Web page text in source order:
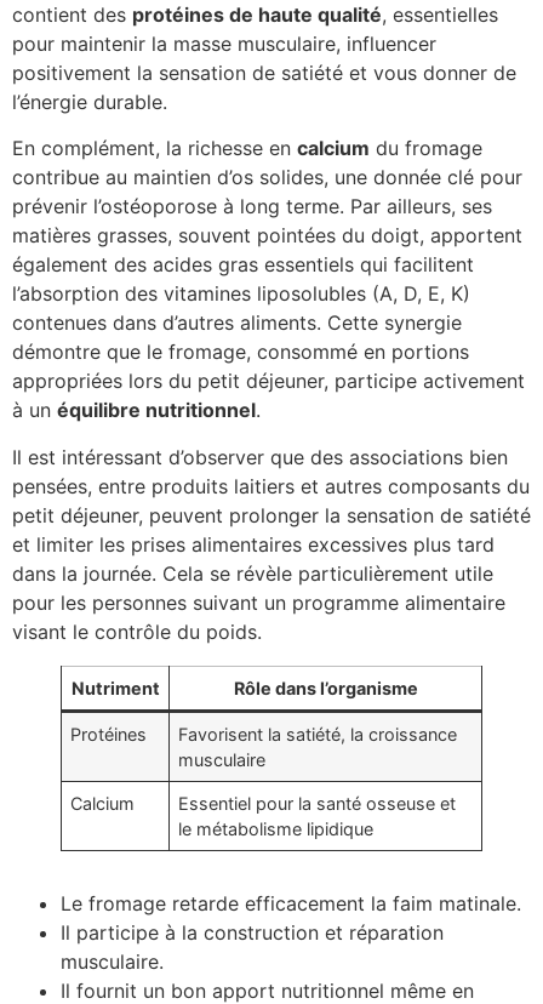
contient des protéines de haute qualité, essentielles
pour maintenir la masse musculaire, influencer
positivement la sensation de satiété et vous donner de
l’énergie durable.
En complément, la richesse en calcium du fromage
contribue au maintien d’os solides, une donnée clé pour
prévenir l’ostéoporose à long terme. Par ailleurs, ses
matières grasses, souvent pointées du doigt, apportent
également des acides gras essentiels qui facilitent
l’absorption des vitamines liposolubles (A, D, E, K)
contenues dans d’autres aliments. Cette synergie
démontre que le fromage, consommé en portions
appropriées lors du petit déjeuner, participe activement
à un équilibre nutritionnel.
Il est intéressant d’observer que des associations bien
pensées, entre produits laitiers et autres composants du
petit déjeuner, peuvent prolonger la sensation de satiété
et limiter les prises alimentaires excessives plus tard
dans la journée. Cela se révèle particulièrement utile
pour les personnes suivant un programme alimentaire
visant le contrôle du poids.
Nutriment Rôle dans l’organisme
Protéines
Favorisent la satiété, la croissance
musculaire
Calcium
Essentiel pour la santé osseuse et
le métabolisme lipidique
Le fromage retarde efficacement la faim matinale.
Il participe à la construction et réparation
musculaire.
Il fournit un bon apport nutritionnel même en